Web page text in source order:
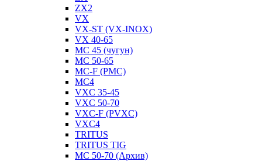
ZX2
VX
VX-ST (VX-INOX)
VX 40-65
MC 45 (чугун)
MC 50-65
MC-F (PMC)
MC4
VXC 35-45
VXC 50-70
VXC-F (PVXC)
VXC4
TRITUS
TRITUS TIG
MC 50-70 (Архив)